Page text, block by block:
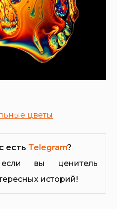
цветы
есть Telegram?
если вы ценитель
историй!